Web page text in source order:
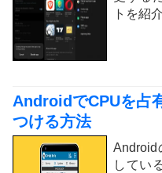
トを紹
AndroidでCPUを占
つける方法
してい